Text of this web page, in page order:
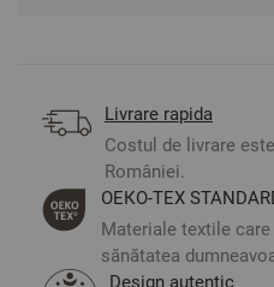
Livrare rapida
Costul de livrare
României.
ОЕКО-ТЕX
Materiale textile
sănătatea
Design autentic